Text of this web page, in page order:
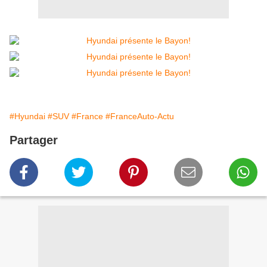
#Hyundai #SUV #France #FranceAuto-Actu
Partager